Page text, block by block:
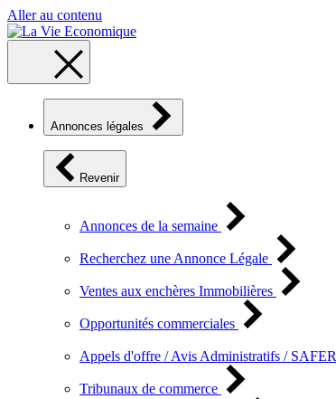
Aller au contenu
Annonces légales
Revenir
Annonces de la semaine
Recherchez une Annonce Légale
Ventes aux enchères Immobilières
Opportunités commerciales
Appels d'offre / Avis Administratifs / SAFER
Tribunaux de commerce